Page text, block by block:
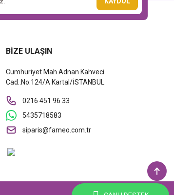
BİZE ULAŞIN
Cumhuriyet Mah.Adnan Kahveci
Cad..No:124/A Kartal/İSTANBUL
0216 451 96 33
5435718583
siparis@fameo.com.tr